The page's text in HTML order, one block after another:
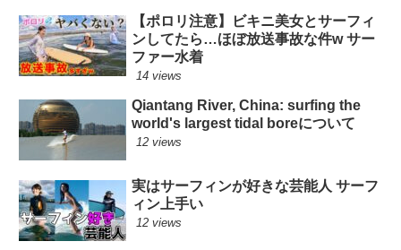
【ポロリ注意】ビキニ美女とサーフィ
ンしてたら…ほぼ放送事故な件w サー
ファー水着
14 views
Qiantang River, China: surfing the
world's largest tidal boreについて
12 views
実はサーフィンが好きな芸能人 サーフ
ィン上手い
12 views